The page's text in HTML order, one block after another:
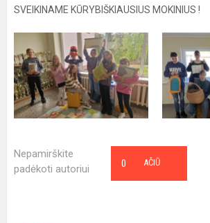
SVEIKINAME KŪRYBIŠKIAUSIUS MOKINIUS !
Nepamirškite
padėkoti autoriui
AČIŪ
0